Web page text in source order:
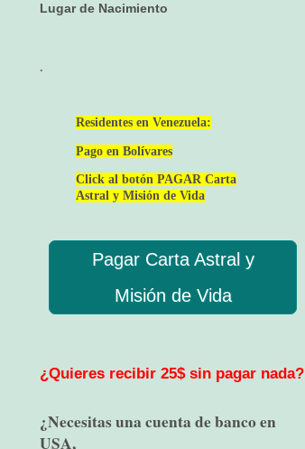
Lugar de Nacimiento
.
Residentes en Venezuela:
Pago en Bolívares
Click al botón PAGAR Carta
Astral y Misión de Vida
Pagar Carta Astral y
Misión de Vida
¿Quieres recibir 25$ sin pagar nada?
¿Necesitas una cuenta de banco en
USA,